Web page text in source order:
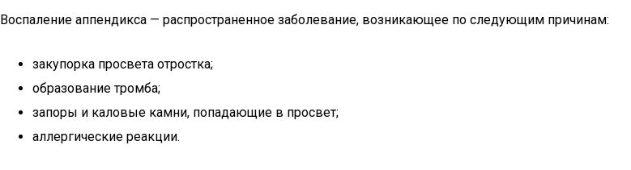
Воспаление аппендикса — распространенное заболевание, возникающее по следующим причинам:
закупорка просвета отростка;
образование тромба;
запоры и каловые камни, попадающие в просвет;
аллергические реакции.